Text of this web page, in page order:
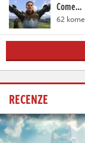
Come…
62
RECENZE